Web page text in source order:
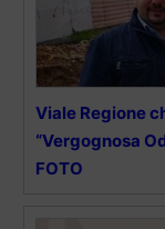
Viale Regione
“Vergognosa
FOTO